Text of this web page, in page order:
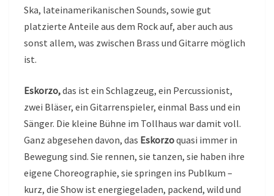
Ska, lateinamerikanischen Sounds, sowie gut
platzierte Anteile aus dem Rock auf, aber auch aus
sonst allem, was zwischen Brass und Gitarre möglich
ist.
Eskorzo,das ist ein Schlagzeug, ein Percussionist,
zwei Bläser, ein Gitarrenspieler, einmal Bass und ein
Sänger. Die kleine Bühne im Tollhaus war damit voll.
Ganz abgesehen davon, das Eskorzoquasi immer in
Bewegung sind. Sie rennen, sie tanzen, sie haben ihre
eigene Choreographie, sie springen ins Publkum –
kurz, die Show ist energiegeladen, packend, wild und